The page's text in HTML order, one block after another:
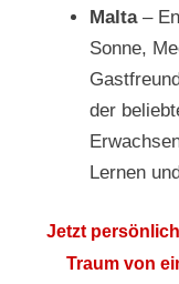
Malta–
Sonne,
der
Lernen
Jetzt
Traum von